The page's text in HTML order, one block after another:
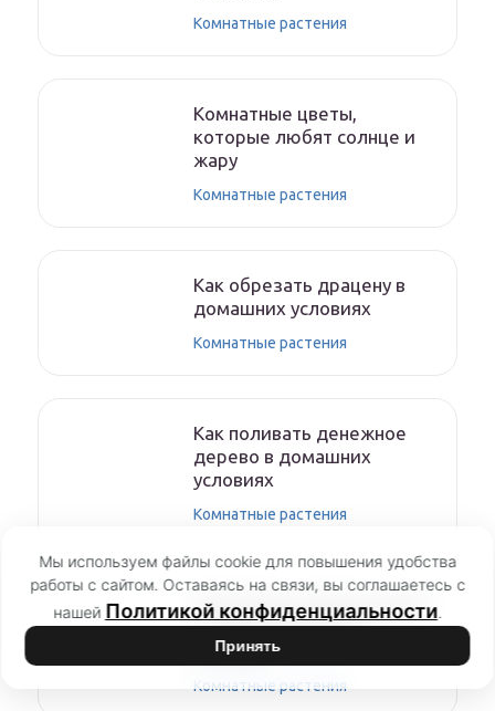
Комнатные растения
Комнатные цветы,
которые любят солнце и
жару
Комнатные растения
Как обрезать драцену в
домашних условиях
Комнатные растения
Как поливать денежное
дерево в домашних
условиях
Комнатные растения
Амазонская лилия эухарис
— уход в домашних
условиях
Комнатные растения
Мы используем файлы cookie для повышения удобства
работы с сайтом. Оставаясь на связи, вы соглашаетесь с
нашей Политикой конфиденциальности.
Принять